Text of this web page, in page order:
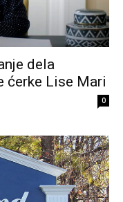
dela
ćerke Lise Mari
0